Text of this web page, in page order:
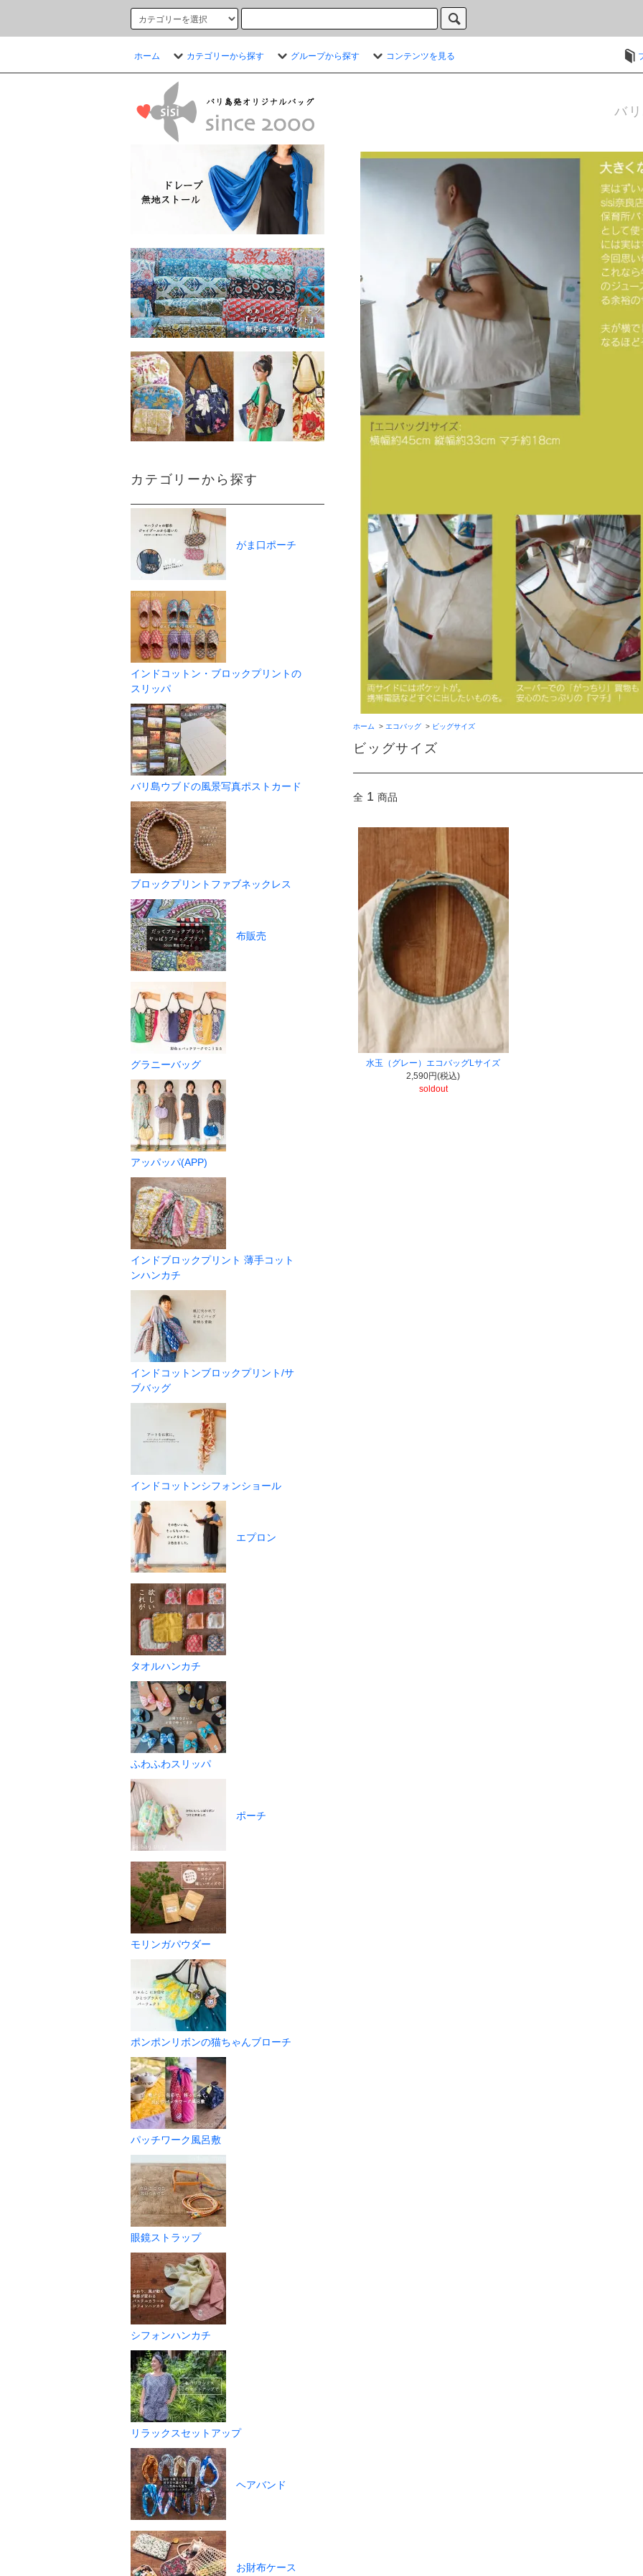
ホーム カテゴリーから探す グループから探す コンテンツを見る
バ
ホーム > エコバッグ > ビッグサイズ
ビッグサイズ
全 1 商品
水玉（グレー）エコバッグLサイズ
2,590円(税込)
soldout
カテゴリーから探す
がま口ポーチ
インドコットン・ブロックプリントの
スリッパ
バリ島ウブドの風景写真ポストカード
ブロックプリントファブネックレス
布販売
グラニーバッグ
アッパッパ(APP)
インドブロックプリント 薄手コット
ンハンカチ
インドコットンブロックプリント/サ
ブバッグ
インドコットンシフォンショール
エプロン
タオルハンカチ
ふわふわスリッパ
ポーチ
モリンガパウダー
ポンポンリボンの猫ちゃんブローチ
パッチワーク風呂敷
眼鏡ストラップ
シフォンハンカチ
リラックスセットアップ
ヘアバンド
お財布ケース